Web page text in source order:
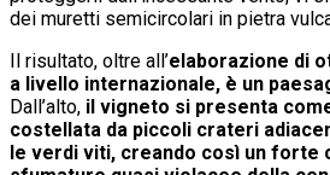
dei muretti semicircolari in pietra
Il risultato, oltre all’elaborazione di
a livello internazionale, è un
Dall’alto, il vigneto si presenta
costellata da piccoli crateri
le verdi viti, creando così un forte